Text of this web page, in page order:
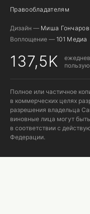
Правообладателям
Дизайн — Миша Гончаров
Воплощение — 101 Медиа
137,5K
Полное или частичное
в коммерческих целях
разрешения владельца
виновные лица могут
в соответствии с
Федерации.